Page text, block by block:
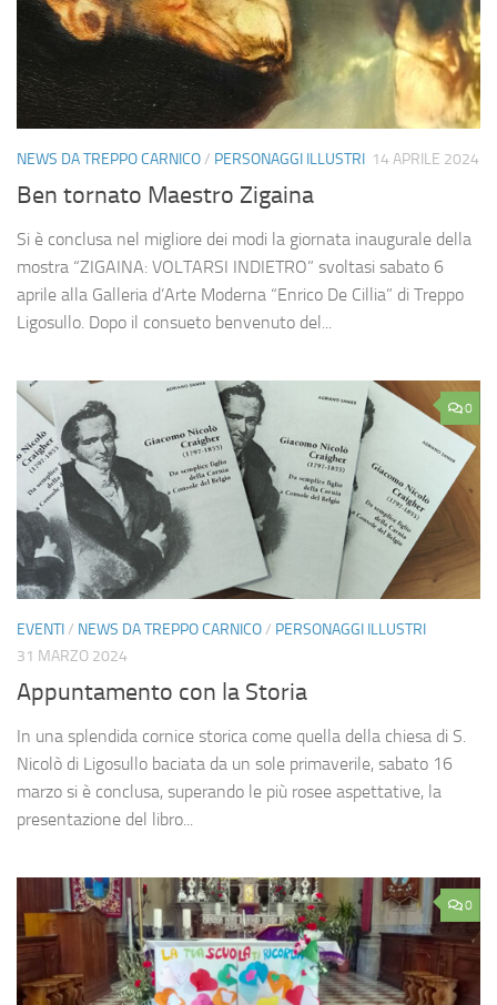
NEWS DA TREPPO CARNICO/ PERSONAGGI ILLUSTRI 14 APRILE 2024
Ben tornato Maestro Zigaina
Si è conclusa nel migliore dei modi la giornata inaugurale della
mostra “ZIGAINA: VOLTARSI INDIETRO” svoltasi sabato 6
aprile alla Galleria d’Arte Moderna “Enrico De Cillia” di Treppo
Ligosullo. Dopo il consueto benvenuto del...
0
EVENTI/ NEWS DA TREPPO CARNICO/ PERSONAGGI ILLUSTRI
31 MARZO 2024
Appuntamento con la Storia
In una splendida cornice storica come quella della chiesa di S.
Nicolò di Ligosullo baciata da un sole primaverile, sabato 16
marzo si è conclusa, superando le più rosee aspettative, la
presentazione del libro...
0